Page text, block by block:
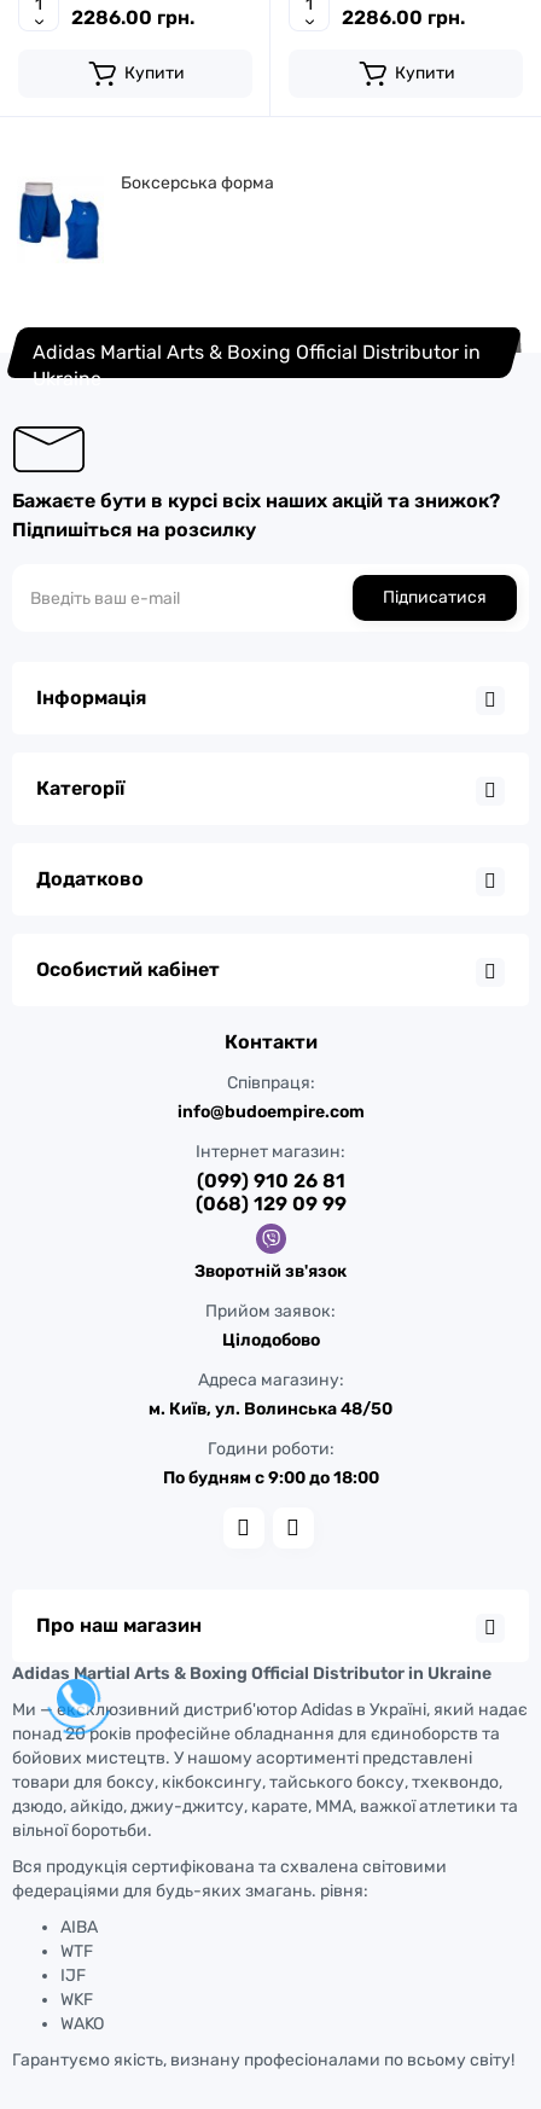
2286.00 грн.
Купити
2286.00 грн.
Купити
Боксерська форма
Adidas Martial Arts & Boxing Official Distributor in
Ukraine
Бажаєте бути в курсі всіх наших акцій та знижок?
Підпишіться на розсилку
Підписатися
Інформація
Категорії
Додатково
Особистий кабінет
Контакти
Співпраця:
info@budoempire.com
Інтернет магазин:
(099) 910 26 81
(068) 129 09 99
Зворотній зв'язок
Прийом заявок:
Цілодобово
Адреса магазину:
м. Київ, ул. Волинська 48/50
Години роботи:
По будням с 9:00 до 18:00
Про наш магазин
Adidas Martial Arts & Boxing Official Distributor in Ukraine
Ми — ексклюзивний дистриб'ютор Adidas в Україні, який надає
понад 20 років професійне обладнання для єдиноборств та
бойових мистецтв. У нашому асортименті представлені
товари для боксу, кікбоксингу, тайського боксу, тхеквондо,
дзюдо, айкідо, джиу-джитсу, карате, ММА, важкої атлетики та
вільної боротьби.
Вся продукція сертифікована та схвалена світовими
федераціями для будь-яких змагань. рівня:
AIBA
WTF
IJF
WKF
WAKO
Гарантуємо якість, визнану професіоналами по всьому світу!